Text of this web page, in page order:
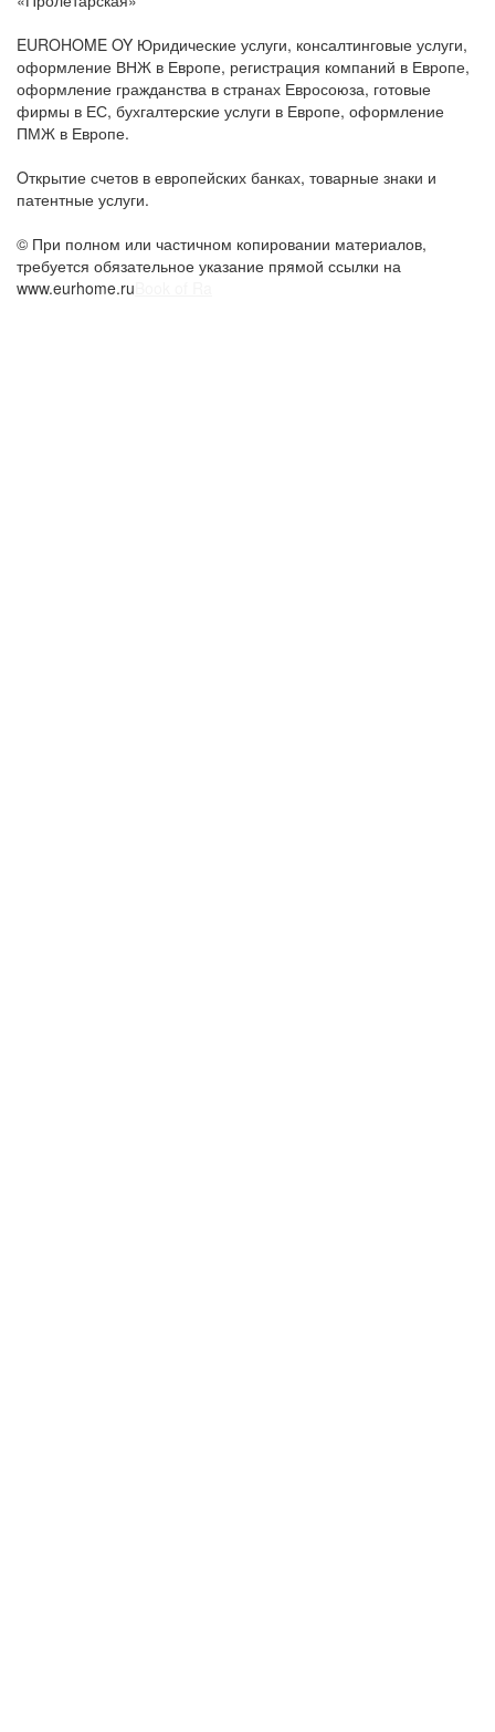
оформление ВНЖ в Европе, регистрация компаний в Европе,
оформление гражданства в странах Евросоюза, готовые
фирмы в ЕС, бухгалтерские услуги в Европе, оформление
ПМЖ в Европе.
патентные услуги.
требуется обязательное указание прямой ссылки на
www.eurhome.ruBook of Ra